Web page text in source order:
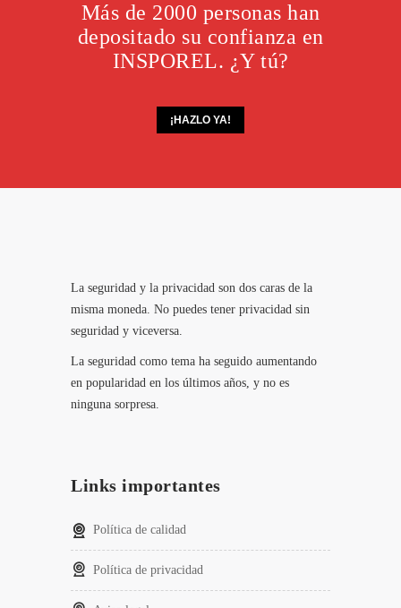
Más de 2000 personas han
depositado su confianza en
INSPOREL. ¿Y tú?
¡HAZLO YA!
La seguridad y la privacidad son dos caras de la
misma moneda. No puedes tener privacidad sin
seguridad y viceversa.
La seguridad como tema ha seguido aumentando
en popularidad en los últimos años, y no es
ninguna sorpresa.
Links importantes
Política de calidad
Política de privacidad